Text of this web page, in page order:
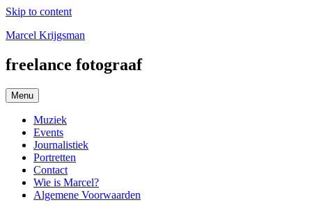
Skip to content
Marcel Krijgsman
freelance fotograaf
Menu
Muziek
Events
Journalistiek
Portretten
Contact
Wie is Marcel?
Algemene Voorwaarden